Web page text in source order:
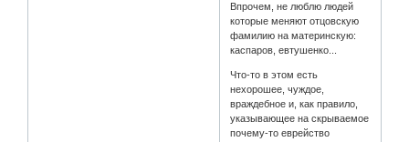
Впрочем, не люблю людей
которые меняют отцовскую
фамилию на материнскую:
каспаров, евтушенко...
Что-то в этом есть
нехорошее, чуждое,
враждебное и, как правило,
указывающее на скрываемое
почему-то еврейство